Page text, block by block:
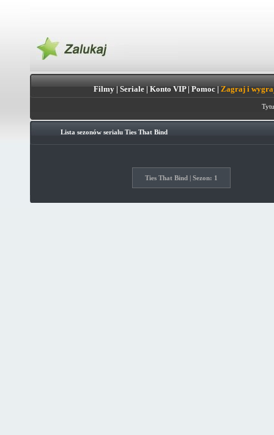
Filmy| Seriale| Konto VIP| Pomoc| Zagraj i
Lista sezonów serialu Ties That Bind
Ties That Bind | Sezon: 1